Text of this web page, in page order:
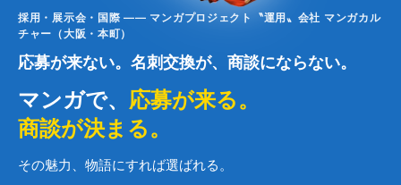
採用・展示会・国際 —— マンガプロジェクト〝運用〟会社 マンガカル
チャー（大阪・本町）
応募が来ない。名刺交換が、商談にならない。
マンガで、 応募が来る。
商談が決まる。
その魅力、物語にすれば選ばれる。